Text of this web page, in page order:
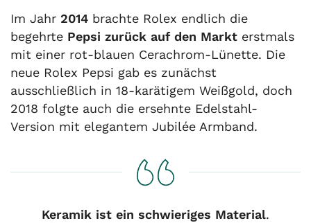
Im Jahr 2014 brachte Rolex endlich die
begehrte Pepsi zurück auf den Markt erstmals
mit einer rot-blauen Cerachrom-Lünette. Die
neue Rolex Pepsi gab es zunächst
ausschließlich in 18-karätigem Weißgold, doch
2018 folgte auch die ersehnte Edelstahl-
Version mit elegantem Jubilée Armband.
Keramik ist ein schwieriges Material.